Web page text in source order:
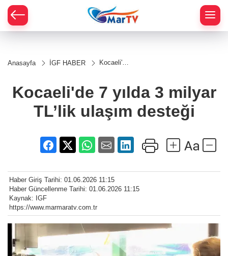
Anasayfa İGF HABER
Kocaeli'de
TL’lik
ulaşım
desteği
Kocaeli'de 7 yılda 3 milyar
TL’lik ulaşım desteği
Haber Giriş Tarihi: 01.06.2026 11:15
Haber Güncellenme Tarihi: 01.06.2026 11:15
Kaynak: IGF
https://www.marmaratv.com.tr